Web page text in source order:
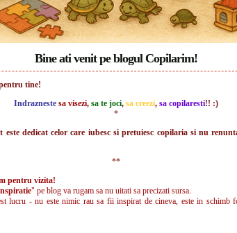
Bine ati venit pe blogul Copilarim!
tine!
Indrazneste sa visezi, sa te joci, sa creezi, sa copilaresti!! :)
*
este dedicat celor care iubesc si pretuiesc copilaria si nu
**
pentru vizita!
" pe blog va rugam sa nu uitati sa precizati sursa.
lucru - nu este nimic rau sa fii inspirat de cineva, este in schimb